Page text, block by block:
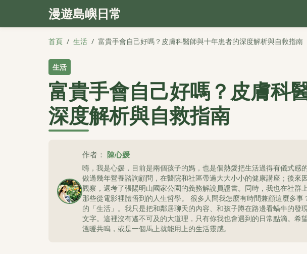
漫遊島嶼日常
首頁 / 生活 / 富貴手會自己好嗎？皮膚科醫師與十年患者的深度解析與自救指南
生活
富貴手會自己好嗎？皮膚科
深度解析與自救指南
作者： 陳心媛
嗨，我是心媛，目前是兩個孩子的媽，也是個熱愛把生活過得有儀式感
做過幾年營養諮詢顧問，在醫院和社區帶過大大小小的健康講座；後來
觀察，還考了張陽明山國家公園的義務解說員證書。同時，我也在社群
那些從電影裡體悟到的人生哲學。 很多人問我怎麼有時間兼顧這麼多
的「生活」。我只是把和鄰居聊天的內容、和孩子蹲在路邊看蝸牛的發
文字。這裡沒有遙不可及的大道理，只有你我也會遇到的日常點滴。希
溫暖共鳴，或是一個馬上就能用上的生活靈感。